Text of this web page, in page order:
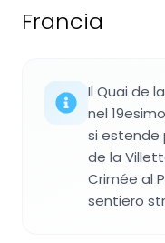
Francia
Il Quai de
nel
si estende
de la
Crimée al
sentiero